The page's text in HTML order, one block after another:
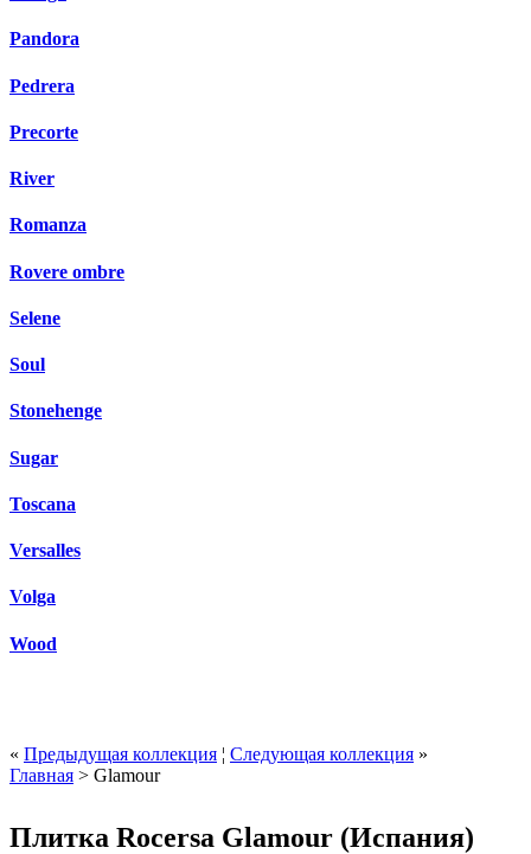
Pandora
Pedrera
Precorte
River
Romanza
Rovere ombre
Selene
Soul
Stonehenge
Sugar
Toscana
Versalles
Volga
Wood
« Предыдущая коллекция ¦ Следующая коллекция »
Главная > Glamour
Плитка Rocersa Glamour (Испания)